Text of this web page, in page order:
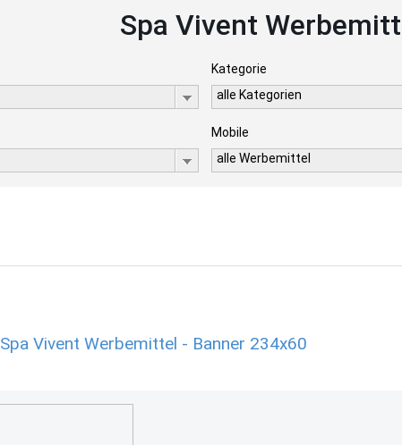
Spa Vivent
Kategorie
alle Kategorien
Mobile
alle Werbemittel
Spa Vivent Werbemittel - Banner 234x60